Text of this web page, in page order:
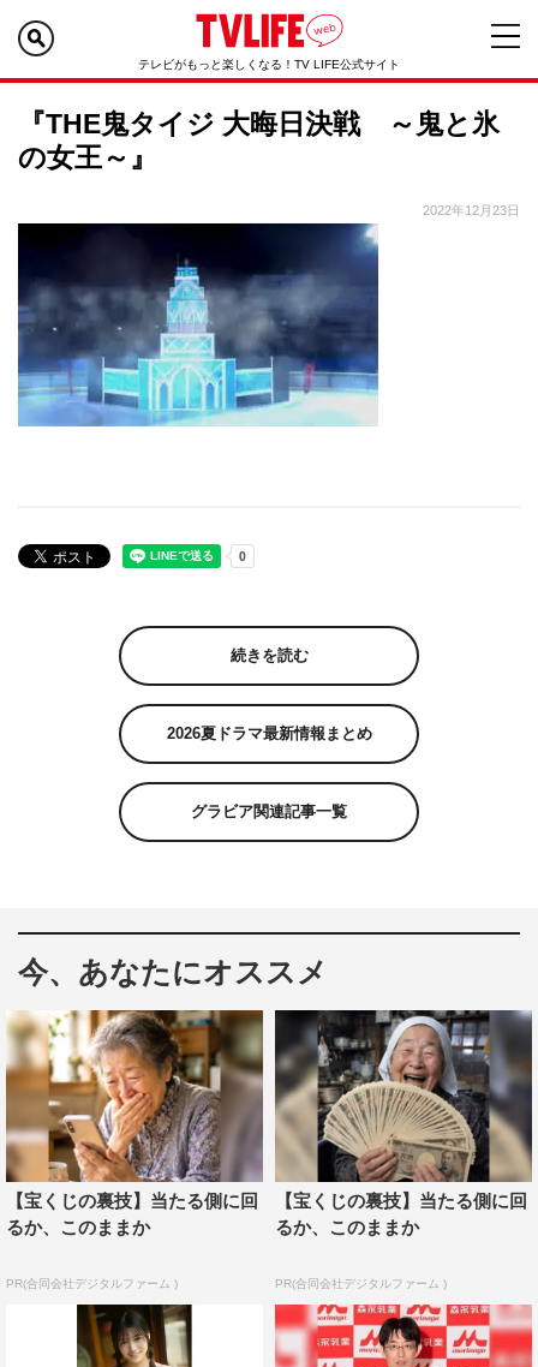
テレビがもっと楽しくなる！TV LIFE公式サイト
『THE鬼タイジ 大晦日決戦 ～鬼と氷
の女王～』
2022年12月23日
続きを読む
2026夏ドラマ最新情報まとめ
グラビア関連記事一覧
今、あなたにオススメ
【宝くじの裏技】当たる側に回
るか、このままか
PR(合同会社デジタルファーム )
【宝くじの裏技】当たる側に回
るか、このままか
PR(合同会社デジタルファーム )